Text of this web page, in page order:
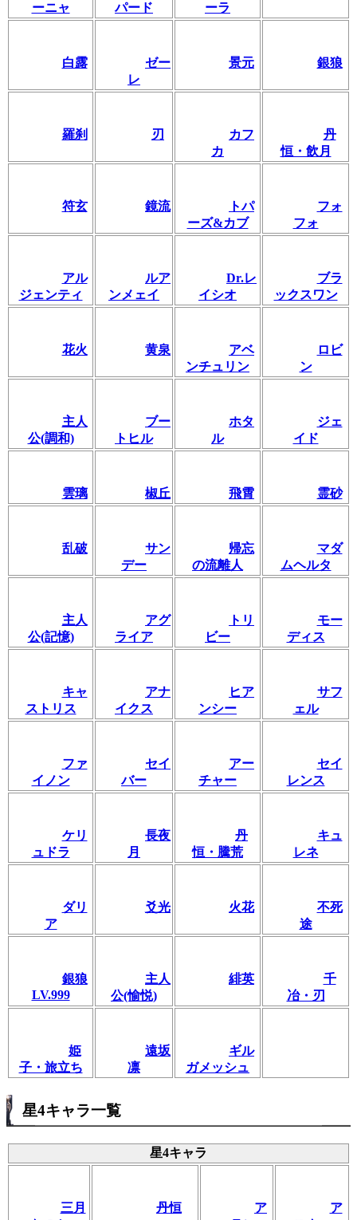
ーニャ
パード
ーラ
白露
ゼー
レ
景元 銀狼
羅刹 刃
カフ
カ
丹
恒・飲月
符玄 鏡流
トパ
ーズ&カブ
フォ
フォ
アル
ジェンティ
ルア
ンメェイ
Dr.レ
イシオ
ブラ
ックスワン
花火 黄泉
アベ
ンチュリン
ロビ
ン
主人
公(調和)
ブー
トヒル
ホタ
ル
ジェ
イド
雲璃 椒丘 飛霄 霊砂
乱破
サン
デー
帰忘
の流離人
マダ
ムヘルタ
主人
公(記憶)
アグ
ライア
トリ
ビー
モー
ディス
キャ
ストリス
アナ
イクス
ヒア
ンシー
サフ
ェル
ファ
イノン
セイ
バー
アー
チャー
セイ
レンス
ケリ
ュドラ
長夜
月
丹
恒・騰荒
キュ
レネ
ダリ
ア
爻光 火花
不死
途
銀狼
LV.999
主人
公(愉悦)
緋英
千
冶・刃
姫
子・旅立ち
遠坂
凛
ギル
ガメッシュ
星4キャラ一覧
星4キャラ
三月
丹恒
ア
ア